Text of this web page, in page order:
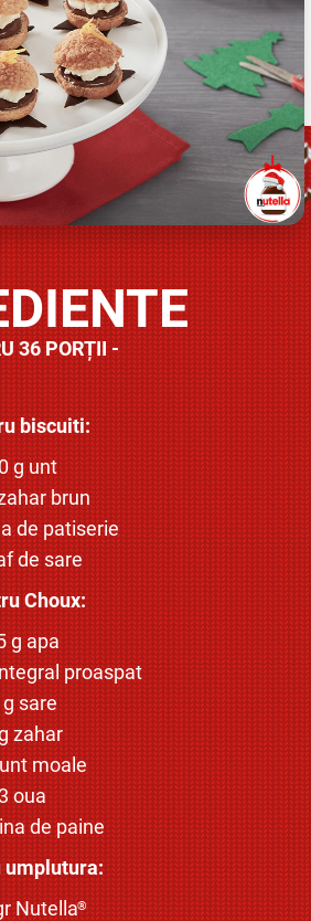
36 PORȚII
biscuiti:
g unt
brun
de patiserie
de sare
Choux:
g apa
proaspat
sare
zahar
moale
oua
de paine
umplutura:
Nutella®